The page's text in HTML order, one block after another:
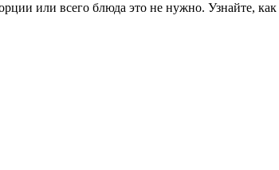
или всего блюда это не нужно. Узнайте, как